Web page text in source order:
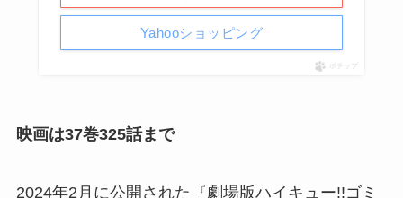
Yahooショッピング
ポチップ
映画は37巻325話まで
2024年2月に公開された『劇場版ハイキュー!!ゴミ